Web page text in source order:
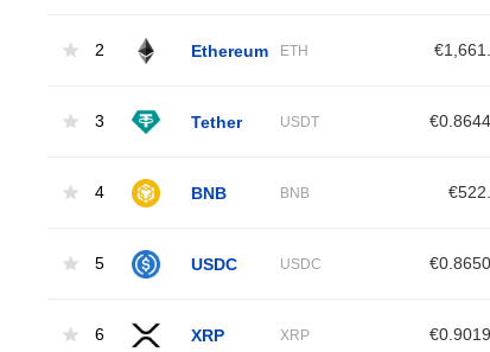
2 Ethereum ETH
3 Tether USDT
4 BNB BNB
5 USDC USDC
6 XRP XRP